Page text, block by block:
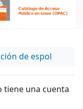
de espol
tiene una cuenta